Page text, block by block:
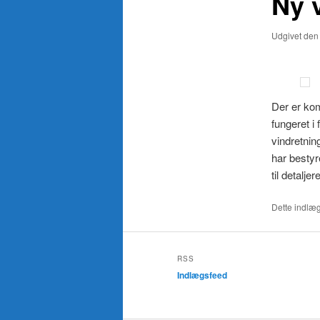
Udgivet den
Der er
fungeret i
har
til
Dette
RSS
Indlægsfeed